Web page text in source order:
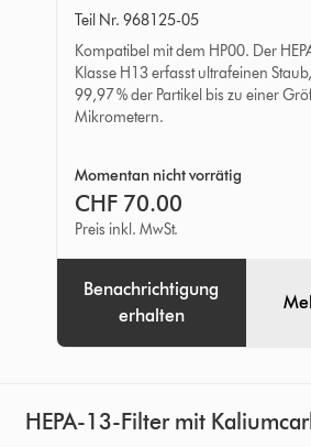
Teil Nr. 968125-05
Kompatibel mit dem HP00. Der
Klasse H13 erfasst ultrafeinen
99,97 % der Partikel bis zu einer
Mikrometern.
Momentan nicht vorrätig
CHF 70.00
Preis inkl. MwSt.
Benachrichtigung
erhalten
HEPA-13-Filter mit